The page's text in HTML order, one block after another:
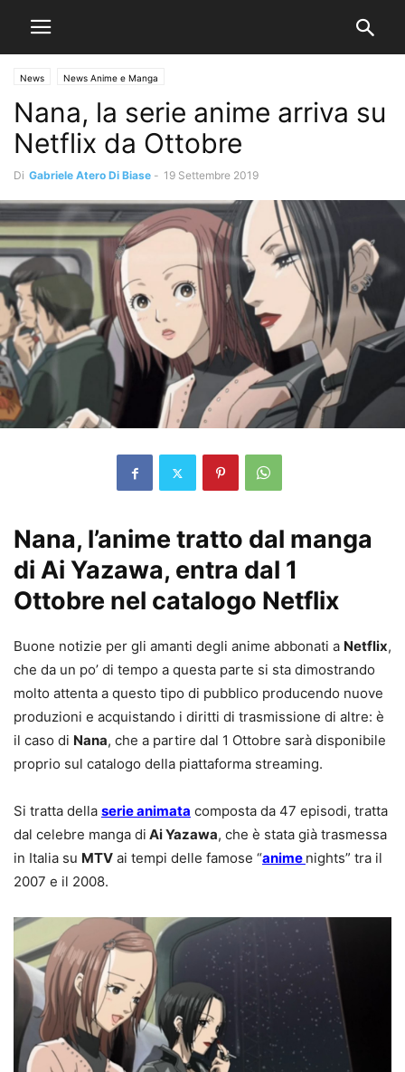
News News Anime e Manga
Nana, la serie anime arriva su
Netflix da Ottobre
Di Gabriele Atero Di Biase - 19 Settembre 2019
Nana, l’anime tratto dal manga
di Ai Yazawa, entra dal 1
Ottobre nel catalogo Netflix
Buone notizie per gli amanti degli anime abbonati a Netflix,
che da un po’ di tempo a questa parte si sta dimostrando
molto attenta a questo tipo di pubblico producendo nuove
produzioni e acquistando i diritti di trasmissione di altre: è
il caso di Nana, che a partire dal 1 Ottobre sarà disponibile
proprio sul catalogo della piattaforma streaming.
Si tratta della serie animata composta da 47 episodi, tratta
dal celebre manga di Ai Yazawa, che è stata già trasmessa
in Italia su MTV ai tempi delle famose “anime nights” tra il
2007 e il 2008.